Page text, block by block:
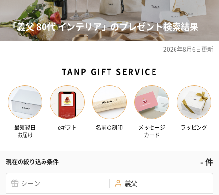
「義父 80代 インテリア」のプレゼント検索結果
2026年8月6日更新
TANP GIFT SERVICE
最短翌日
お届け
eギフト 名前の刻印
メッセージ
カード
ラッピング
現在の絞り込み条件 -件
シーン 義父